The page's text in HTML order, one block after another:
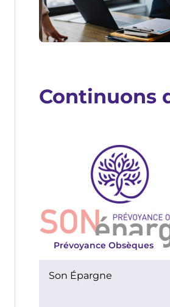
Continuons
Prévoyance Obsèques
Son Épargne